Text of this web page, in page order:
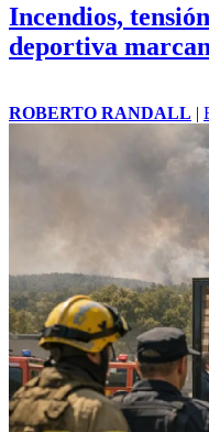
Incendios,
deportiva
ROBERTO RANDALL |